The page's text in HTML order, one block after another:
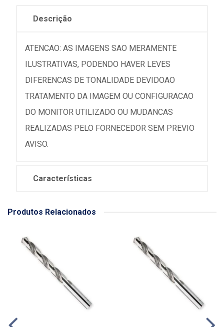
Descrição
ATENCAO: AS IMAGENS SAO MERAMENTE
ILUSTRATIVAS, PODENDO HAVER LEVES
DIFERENCAS DE TONALIDADE DEVIDOAO
TRATAMENTO DA IMAGEM OU CONFIGURACAO
DO MONITOR UTILIZADO OU MUDANCAS
REALIZADAS PELO FORNECEDOR SEM PREVIO
AVISO.
Características
Produtos Relacionados